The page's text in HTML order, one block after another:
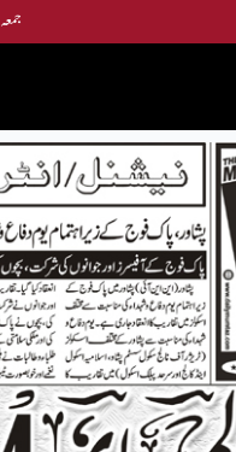
جمعه،24،صفر 1448 ،07